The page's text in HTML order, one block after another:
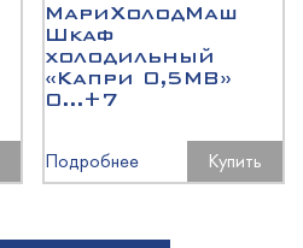
МариХолодМаш
Шкаф
холодильный
«Капри 0,5МВ»
0...+7
Подробнее Купить